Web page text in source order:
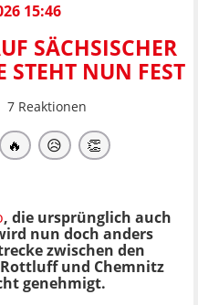
15:46
SÄCHSISCHER
STEHT NUN FEST
7 Reaktionen
🔥 😥 👏
, die ursprünglich auch
nun doch anders
zwischen den
und Chemnitz
genehmigt.